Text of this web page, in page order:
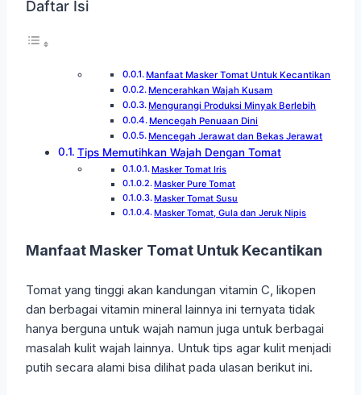
Daftar Isi
Manfaat Masker Tomat Untuk Kecantikan
Mencerahkan Wajah Kusam
Mengurangi Produksi Minyak Berlebih
Mencegah Penuaan Dini
Mencegah Jerawat dan Bekas Jerawat
Tips Memutihkan Wajah Dengan Tomat
Masker Tomat Iris
Masker Pure Tomat
Masker Tomat Susu
Masker Tomat, Gula dan Jeruk Nipis
Manfaat Masker Tomat Untuk Kecantikan
Tomat yang tinggi akan kandungan vitamin C, likopen
dan berbagai vitamin mineral lainnya ini ternyata tidak
hanya berguna untuk wajah namun juga untuk berbagai
masalah kulit wajah lainnya. Untuk tips agar kulit menjadi
putih secara alami bisa dilihat pada ulasan berikut ini.